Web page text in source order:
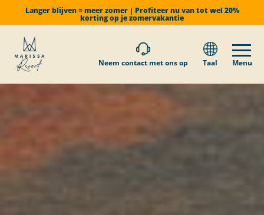
Langer blijven = meer zomer | Profiteer nu van tot wel 20%
korting op je zomervakantie
Neem contact met ons op Taal Menu